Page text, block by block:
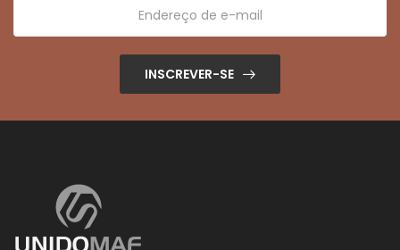
INSCREVER-SE